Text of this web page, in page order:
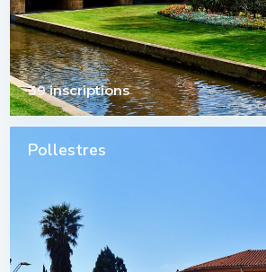
39 inscriptions
Pollestres